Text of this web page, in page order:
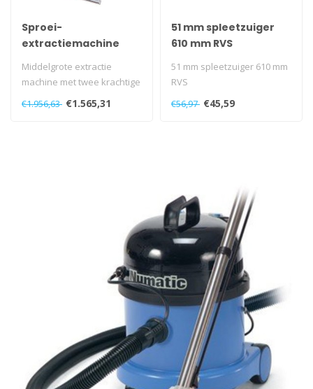
Sproei-
extractiemachine
CTD570-2 blauw met
kit A41A
Middelgrote extractie
machine met twee krachtige
1060W motoren...
€1.956,63 €1.565,31
51 mm spleetzuiger
610 mm RVS
51 mm spleetzuiger 610 mm
RVS
€56,97 €45,59